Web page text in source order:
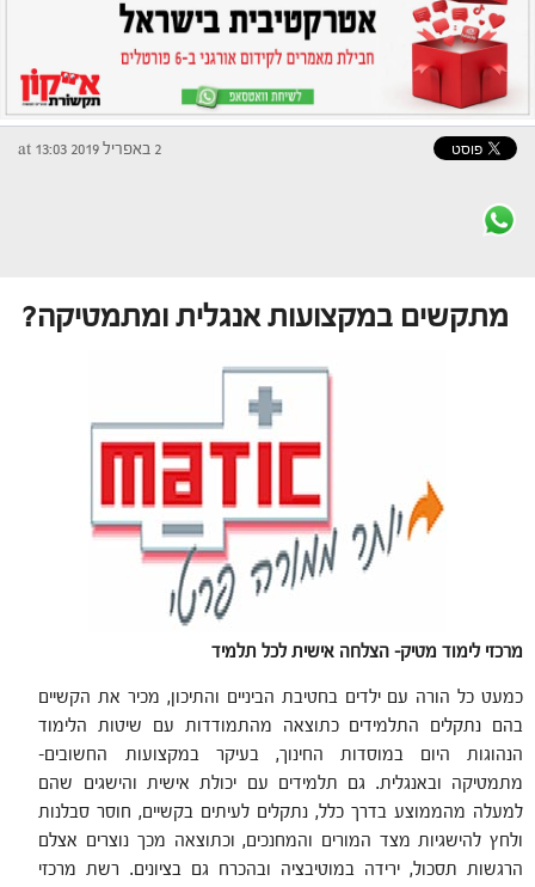
2 באפריל 2019 at 13:03
מתקשים במקצועות אנגלית ומתמטיקה?
מרכזי לימוד מטיק- הצלחה אישית לכל תלמיד
כמעט כל הורה עם ילדים בחטיבת הביניים והתיכון, מכיר את הקשיים
בהם נתקלים התלמידים כתוצאה מהתמודדות עם שיטות הלימוד
הנהוגות היום במוסדות החינוך, בעיקר במקצועות החשובים-
מתמטיקה ובאנגלית. גם תלמידים עם יכולת אישית והישגים שהם
למעלה מהממוצע בדרך כלל, נתקלים לעיתים בקשיים, חוסר סבלנות
ולחץ להישגיות מצד המורים והמחנכים, וכתוצאה מכך נוצרים אצלם
הרגשות תסכול, ירידה במוטיבציה ובהכרח גם בציונים. רשת מרכזי